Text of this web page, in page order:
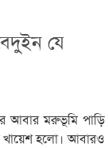
যে
আবার মরুভূমি পাড়ি
খায়েশ হলো। আবারও